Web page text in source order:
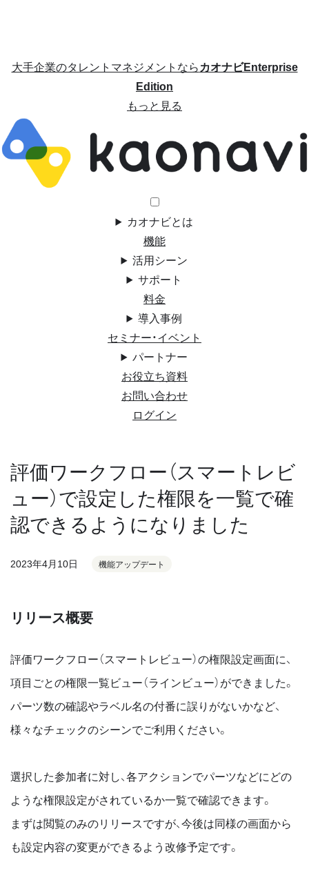
大手企業のタレントマネジメントならカオナビEnterprise
Edition
もっと見る
カオナビとは
機能
活用シーン
サポート
料金
導入事例
セミナー・イベント
パートナー
お役立ち資料
お問い合わせ
ログイン
評価ワークフロー（スマートレビ
ュー）で設定した権限を一覧で確
認できるようになりました
2023年4月10日 機能アップデート
リリース概要
評価ワークフロー（スマートレビュー）の権限設定画面に、
項目ごとの権限一覧ビュー（ラインビュー）ができました。
パーツ数の確認やラベル名の付番に誤りがないかなど、
様々なチェックのシーンでご利用ください。
選択した参加者に対し、各アクションでパーツなどにどの
ような権限設定がされているか一覧で確認できます。
まずは閲覧のみのリリースですが、今後は同様の画面から
も設定内容の変更ができるよう改修予定です。